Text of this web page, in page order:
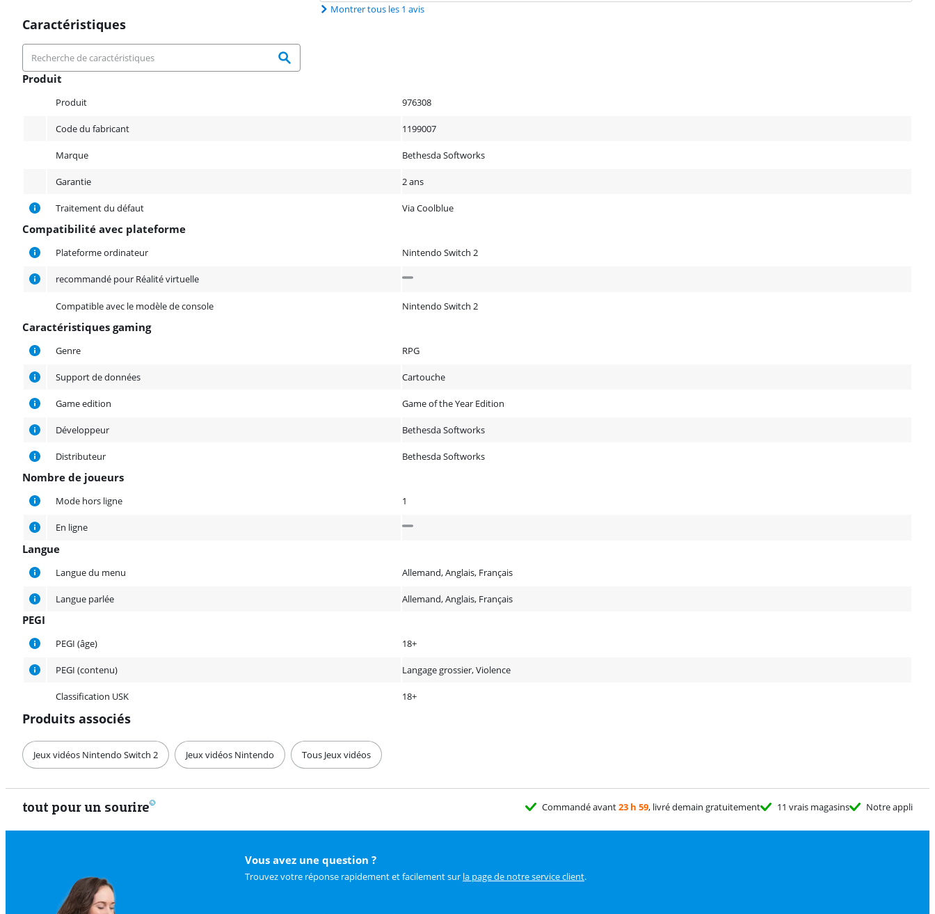
Montrer tous les 1 avis
Caractéristiques
Produit
Produit 976308
Code du fabricant 1199007
Marque Bethesda Softworks
Garantie 2 ans
Traitement du défaut Via Coolblue
Compatibilité avec plateforme
Compatibilité avec plateforme
Plateforme ordinateur Nintendo Switch 2
recommandé pour Réalité virtuelle
Compatible avec le modèle de console Nintendo Switch 2
Caractéristiques gaming
Caractéristiques gaming
Genre RPG
Support de données Cartouche
Game edition Game of the Year Edition
Développeur Bethesda Softworks
Distributeur Bethesda Softworks
Nombre de joueurs
Nombre de joueurs
Mode hors ligne 1
En ligne
Langue
Langue du menu Allemand, Anglais, Français
Langue parlée Allemand, Anglais, Français
PEGI
PEGI (âge) 18+
PEGI (contenu) Langage grossier, Violence
Classification USK 18+
Produits associés
Jeux vidéos Nintendo Switch 2 Jeux vidéos Nintendo Tous Jeux vidéos
tout pour un sourire Commandé avant23 h 59, livré demain gratuitement 11 vrais magasins Notre appli
Vous avez une question ?
Trouvez votre réponse rapidement et facilement sur la page de notre service client.